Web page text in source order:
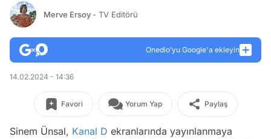
Merve Ersoy - TV Editörü
Onedio’yu Google'a ekleyin
14.02.2024 - 14:36
Favori Yorum Yap Paylaş
Sinem Ünsal, Kanal D ekranlarında yayınlanmaya